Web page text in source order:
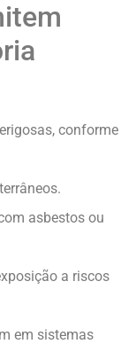
conforme
asbestos ou
a riscos
em sistemas